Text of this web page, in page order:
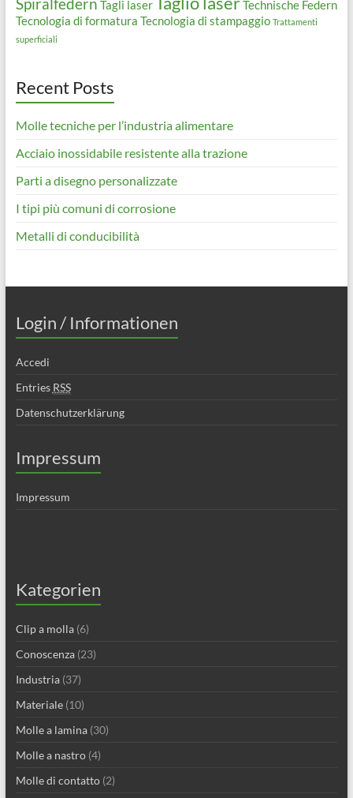
Spiralfedern Tagli laser
Technische Federn
Tecnologia di formatura Tecnologia di stampaggio Trattamenti
superficiali
Recent Posts
Molle tecniche per l’industria alimentare
Acciaio inossidabile resistente alla trazione
Parti a disegno personalizzate
I tipi più comuni di corrosione
Metalli di conducibilità
Login / Informationen
Accedi
Entries RSS
Datenschutzerklärung
Impressum
Impressum
Kategorien
Clip a molla(6)
Conoscenza(23)
Industria(37)
Materiale(10)
Molle a lamina(30)
Molle a nastro(4)
Molle di contatto(2)